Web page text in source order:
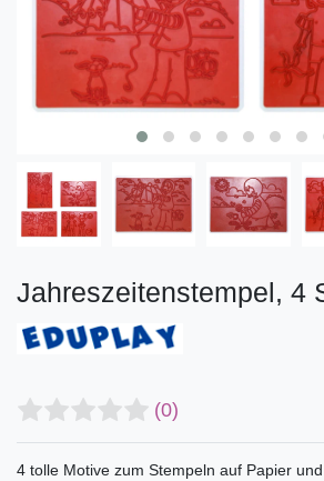
Jahreszeitenstempel, 4
(0)
4 tolle Motive zum Stempeln auf Papier und